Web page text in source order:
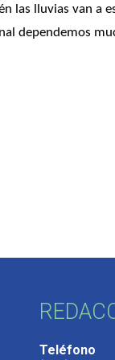
las lluvias van a
dependemos
Teléfono